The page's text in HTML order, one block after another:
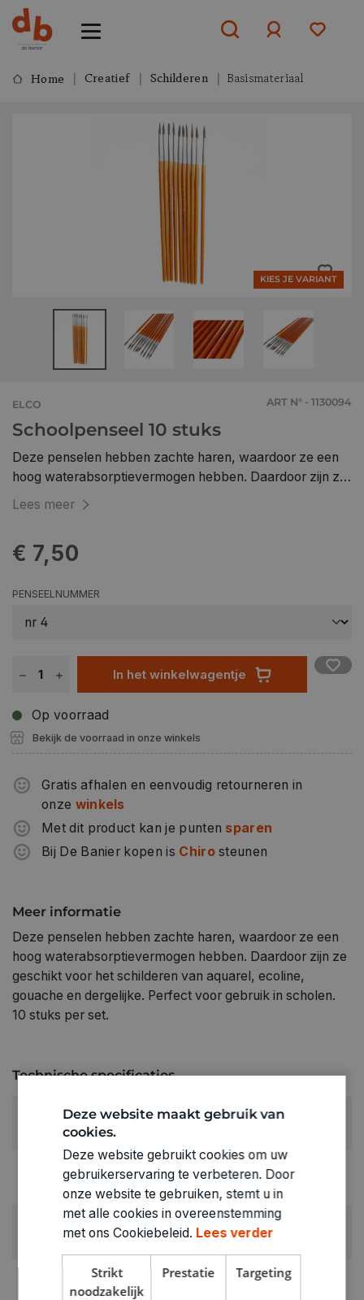
of aanmelden
Home Creatief Schilderen Basismateriaal
KIES JE VARIANT
ELCO ART N° - 1130094
Schoolpenseel 10 stuks
Deze penselen hebben zachte haren, waardoor ze een
hoog waterabsorptievermogen hebben. Daardoor zijn ze
geschikt voor het schilderen van aquarel, ecoline,
Lees meer
€ 7,50
PENSEELNUMMER
In het winkelwagentje
Op voorraad
Bekijk de voorraad in onze winkels
Gratis afhalen en eenvoudig retourneren in
onze winkels
Met dit product kan je punten sparen
Bij De Banier kopen is Chirosteunen
Meer informatie
Deze penselen hebben zachte haren, waardoor ze een
hoog waterabsorptievermogen hebben. Daardoor zijn ze
geschikt voor het schilderen van aquarel, ecoline,
gouache en dergelijke. Perfect voor gebruik in scholen.
10 stuks per set.
Technische specificaties
PENSEELNUMMER:
Penselen
GEWICHT
ARTIKELNUMMER
Deze website maakt gebruik van
cookies.
Deze website gebruikt cookies om uw
gebruikerservaring te verbeteren. Door
onze website te gebruiken, stemt u in
met alle cookies in overeenstemming
met ons Cookiebeleid. Lees verder
Strikt
noodzakelijk
Prestatie Targeting